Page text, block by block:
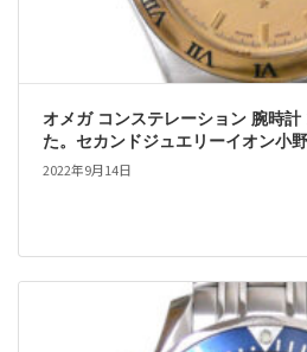
オメガ コンステレーション 腕時計
た。セカンドジュエリーイオン小
2022年9月14日